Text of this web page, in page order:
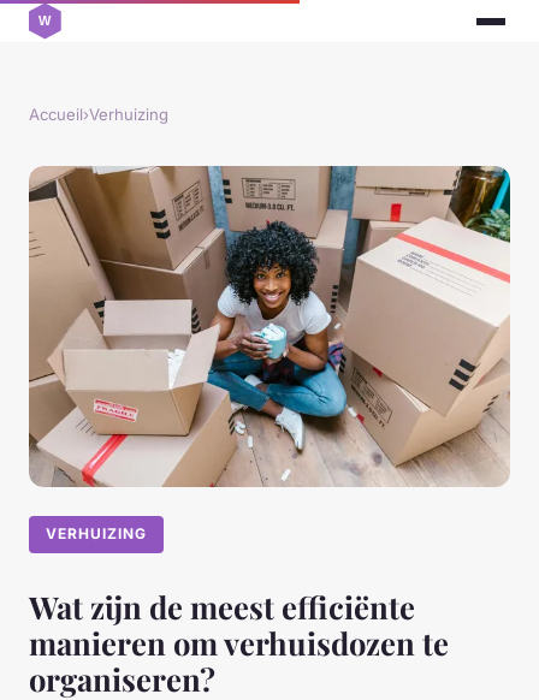
Accueil›Verhuizing
VERHUIZING
Wat zijn de meest efficiënte
manieren om verhuisdozen te
organiseren?